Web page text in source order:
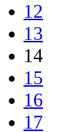
12
13
14
15
16
17